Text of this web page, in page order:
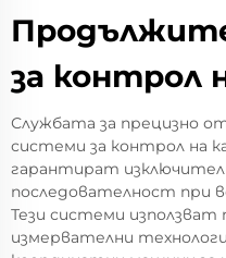
за контрол
Службата за прецизно
системи за контрол на
гарантират
последователност при
Тези системи
измервателни